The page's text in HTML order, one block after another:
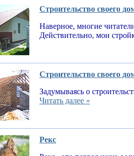
Строительство своего
Наверное, многие
Действительно, мои
Строительство своего
Задумываясь о
Читать далее »
Рекс